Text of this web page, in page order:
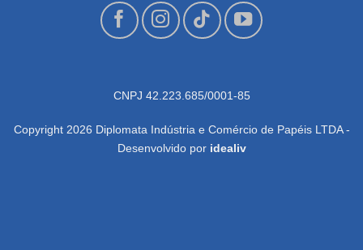
CNPJ 42.223.685/0001-85
Copyright 2026 Diplomata Indústria e Comércio de Papéis LTDA -
Desenvolvido por idealiv